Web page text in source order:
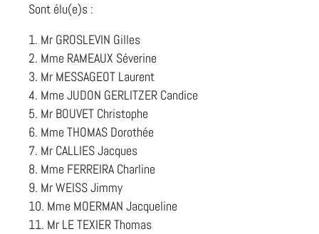
Sont élu(e)s :
Mr GROSLEVIN Gilles
Mme RAMEAUX Séverine
Mr MESSAGEOT Laurent
Mme JUDON GERLITZER Candice
Mr BOUVET Christophe
Mme THOMAS Dorothée
Mr CALLIES Jacques
Mme FERREIRA Charline
Mr WEISS Jimmy
Mme MOERMAN Jacqueline
Mr LE TEXIER Thomas